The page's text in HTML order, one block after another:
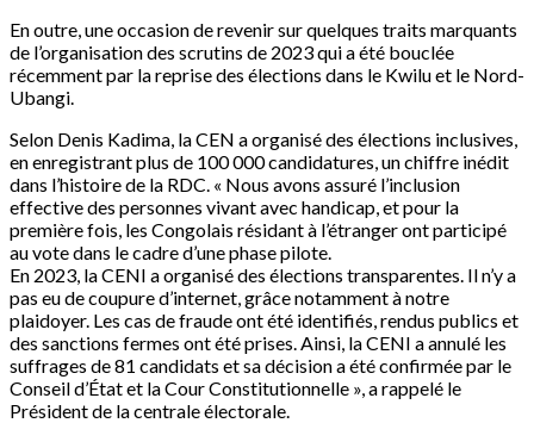
En outre, une occasion de revenir sur quelques traits marquants
de l’organisation des scrutins de 2023 qui a été bouclée
récemment par la reprise des élections dans le Kwilu et le Nord-
Ubangi.
Selon Denis Kadima, la CEN a organisé des élections inclusives,
en enregistrant plus de 100 000 candidatures, un chiffre inédit
dans l’histoire de la RDC. « Nous avons assuré l’inclusion
effective des personnes vivant avec handicap, et pour la
première fois, les Congolais résidant à l’étranger ont participé
au vote dans le cadre d’une phase pilote.
En 2023, la CENI a organisé des élections transparentes. Il n’y a
pas eu de coupure d’internet, grâce notamment à notre
plaidoyer. Les cas de fraude ont été identifiés, rendus publics et
des sanctions fermes ont été prises. Ainsi, la CENI a annulé les
suffrages de 81 candidats et sa décision a été confirmée par le
Conseil d’État et la Cour Constitutionnelle », a rappelé le
Président de la centrale électorale.